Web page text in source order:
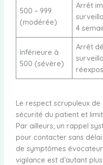
500 – 999
(modérée)
Arrêt
4
Inférieure à
500 (sévère)
Arrêt
Le respect scrupuleux
sécurité du patient et
Par ailleurs, un rappel
pour contacter sans
de symptômes
vigilance est d’autant